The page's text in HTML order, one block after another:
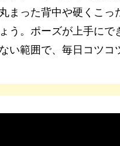
まった背中や硬くこっ
う。ポーズが上手にで
い範囲で、毎日コツコ